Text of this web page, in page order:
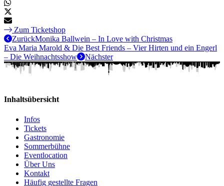
Zum Ticketshop
ZurückMonika Ballwein – In Love with Christmas
Eva Maria Marold & Die Best Friends – Vier Hirten und ein Engerl
– Die Weihnachtsshow
Nächster
Inhaltsübersicht
Infos
Tickets
Gastronomie
Sommerbühne
Eventlocation
Über Uns
Kontakt
Häufig gestellte Fragen